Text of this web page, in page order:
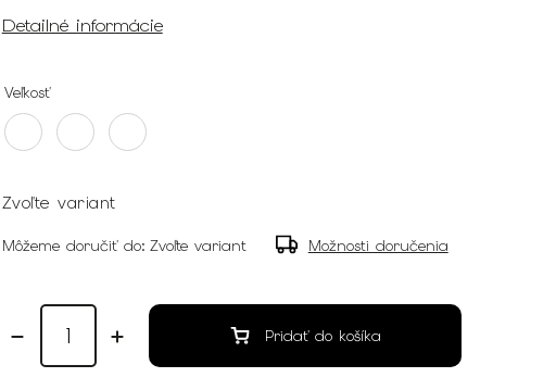
Detailné informácie
Veľkosť
Zvoľte variant
Môžeme doručiť do: Zvoľte variant Možnosti doručenia
Pridať do košíka